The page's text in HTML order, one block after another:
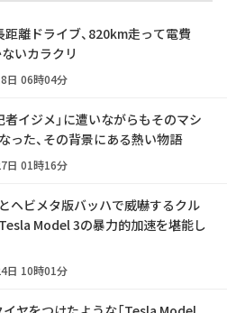
離ドライブ、820km走って電費
いカラクリ
日 06時04分
者イジメ」に遭いながらもそのマシ
った、その背景にある熱い物語
日 01時16分
ヘビメタ版バッハで威嚇するクル
Model 3の暴力的加速を堪能し
日 10時01分